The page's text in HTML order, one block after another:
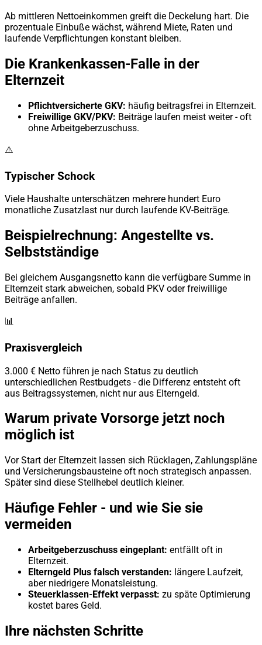
Ab mittleren Nettoeinkommen greift die Deckelung hart. Die
prozentuale Einbuße wächst, während Miete, Raten und
laufende Verpflichtungen konstant bleiben.
Die Krankenkassen-Falle in der
Elternzeit
Pflichtversicherte GKV: häufig beitragsfrei in Elternzeit.
Freiwillige GKV/PKV: Beiträge laufen meist weiter - oft
ohne Arbeitgeberzuschuss.
⚠️
Typischer Schock
Viele Haushalte unterschätzen mehrere hundert Euro
monatliche Zusatzlast nur durch laufende KV-Beiträge.
Beispielrechnung: Angestellte vs.
Selbstständige
Bei gleichem Ausgangsnetto kann die verfügbare Summe in
Elternzeit stark abweichen, sobald PKV oder freiwillige
Beiträge anfallen.
📊
Praxisvergleich
3.000 € Netto führen je nach Status zu deutlich
unterschiedlichen Restbudgets - die Differenz entsteht oft
aus Beitragssystemen, nicht nur aus Elterngeld.
Warum private Vorsorge jetzt noch
möglich ist
Vor Start der Elternzeit lassen sich Rücklagen, Zahlungspläne
und Versicherungsbausteine oft noch strategisch anpassen.
Später sind diese Stellhebel deutlich kleiner.
Häufige Fehler - und wie Sie sie
vermeiden
Arbeitgeberzuschuss eingeplant: entfällt oft in
Elternzeit.
Elterngeld Plus falsch verstanden: längere Laufzeit,
aber niedrigere Monatsleistung.
Steuerklassen-Effekt verpasst: zu späte Optimierung
kostet bares Geld.
Ihre nächsten Schritte